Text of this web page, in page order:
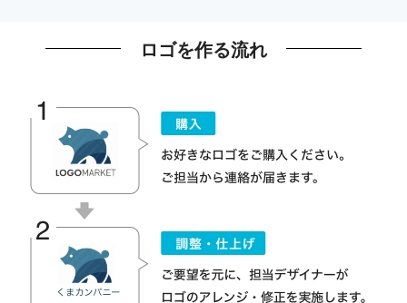
ロゴを作る流れ